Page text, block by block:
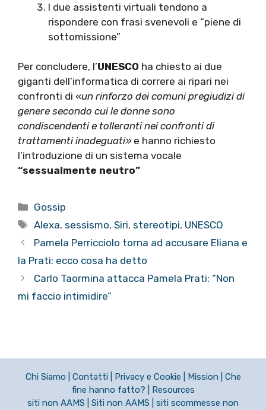
I due assistenti virtuali tendono a
rispondere con frasi svenevoli e “piene di
sottomissione”
Per concludere, l’UNESCO ha chiesto ai due
giganti dell’informatica di correre ai ripari nei
confronti di «un rinforzo dei comuni pregiudizi di
genere secondo cui le donne sono
condiscendenti e tolleranti nei confronti di
trattamenti inadeguati» e hanno richiesto
l’introduzione di un sistema vocale
“sessualmente neutro”
Categorie
Gossip
Tag
Alexa, sessismo,Siri, stereotipi, UNESCO
Pamela Perricciolo torna ad accusare Eliana e
la Prati: ecco cosa ha detto
Carlo Taormina attacca Pamela Prati: “Non
mi faccio intimidire”
Chi Siamo Contatti Privacy e Cookie Mission
Che
fine hanno fatto?
Resources
siti non AAMS
Siti non AAMS siti scommesse non